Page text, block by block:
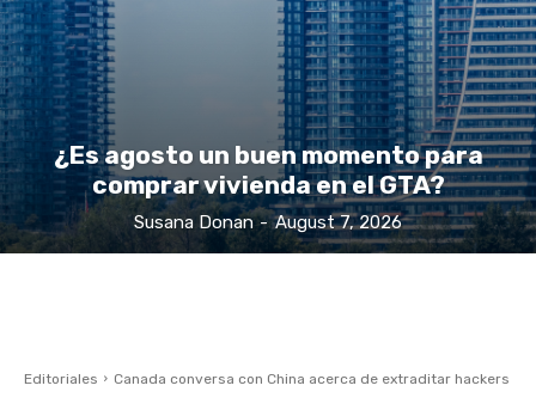
¿Es agosto un buen momento para
comprar vivienda en el GTA?
Susana Donan - August 7, 2026